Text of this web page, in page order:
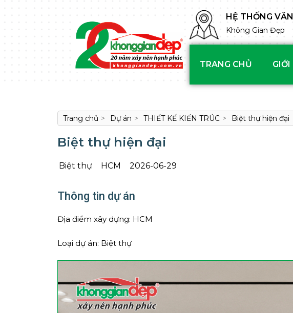
HỆ THỐNG
Không Gian Đẹp
TRANG CHỦ GIỚI
Trang chủ > Dự án > THIẾT KẾ KIẾN TRÚC > Biệt thự hiện đại
Biệt thự hiện đại
Biệt thự HCM 2026-06-29
Thông tin dự án
Địa điểm xây dựng: HCM
Loại dự án: Biệt thự